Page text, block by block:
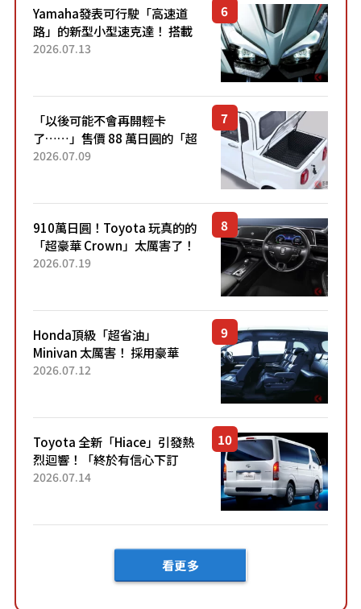
Yamaha發表可行駛「高速道
路」的新型小型速克達！ 搭載
能享受超強勁「渦輪感」的動
2026.07.13
「以後可能不會再開輕卡
了……」售價 88 萬日圓的「超
迷你輕型貨車」引發兩極評
了！...
2026.07.09
910萬日圓！Toyota 玩真的的
「超豪華 Crown」太厲害了！
採用由「匠人技藝」打造的
2026.07.19
Honda頂級「超省油」
Minivan 太厲害！ 採用豪華
「真皮座椅」與專屬「黑色內
「三...
2026.07.12
Toyota 全新「Hiace」引發熱
烈迴響！「終於有信心下訂
了！」「哪個等級交車最
車？...
2026.07.14
看更多